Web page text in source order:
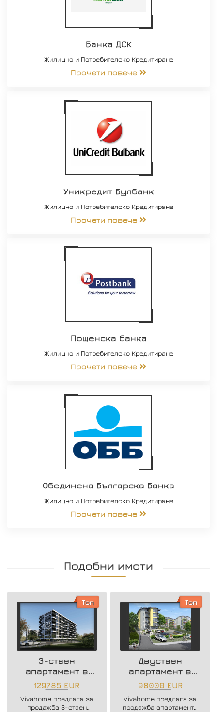
Банка ДСК
Жилищно и Потребителско Кредитиране
Прочети повече
Уникредит Булбанк
Жилищно и Потребителско Кредитиране
Прочети повече
Пощенска банка
Жилищно и Потребителско Кредитиране
Прочети повече
Обединена Българска Банка
Жилищно и Потребителско Кредитиране
Прочети повече
Подобни имоти
Топ
3-стаен
апартамент в
нова жилищна
сграда
129785 EUR
Vivahome предлага за
продажба 3-стаен
Топ
Двустаен
апартамент в
района на
Възраждане 3
98000 EUR
Vivahome предлага за
продажба апартаменти